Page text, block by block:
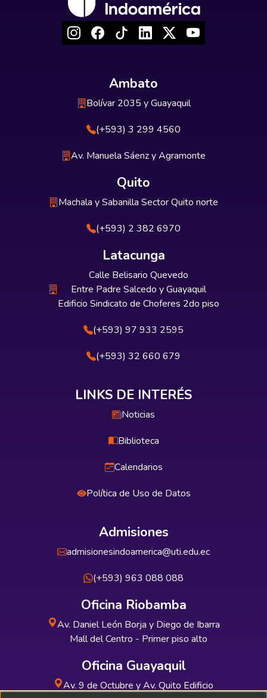
Ambato
Bolívar 2035 y Guayaquil
(+593) 3 299 4560
Av. Manuela Sáenz y Agramonte
Quito
Machala y Sabanilla Sector Quito norte
(+593) 2 382 6970
Latacunga
Calle Belisario Quevedo
Entre Padre Salcedo y Guayaquil
Edificio Sindicato de Choferes 2do piso
(+593) 97 933 2595
(+593) 32 660 679
LINKS DE INTERÉS
Noticias
Biblioteca
Calendarios
Política de Uso de Datos
Admisiones
admisionesindoamerica@uti.edu.ec
(+593) 963 088 088
Oficina Riobamba
Av. Daniel León Borja y Diego de Ibarra
Mall del Centro - Primer piso alto
Oficina Guayaquil
Av. 9 de Octubre y Av. Quito Edificio